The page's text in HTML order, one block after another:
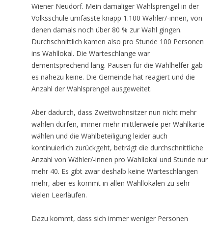
Wiener Neudorf. Mein damaliger Wahlsprengel in der
Volksschule umfasste knapp 1.100 Wähler/-innen, von
denen damals noch über 80 % zur Wahl gingen.
Durchschnittlich kamen also pro Stunde 100 Personen
ins Wahllokal. Die Warteschlange war
dementsprechend lang. Pausen für die Wahlhelfer gab
es nahezu keine. Die Gemeinde hat reagiert und die
Anzahl der Wahlsprengel ausgeweitet.
Aber dadurch, dass Zweitwohnsitzer nun nicht mehr
wählen dürfen, immer mehr mittlerweile per Wahlkarte
wählen und die Wahlbeteiligung leider auch
kontinuierlich zurückgeht, beträgt die durchschnittliche
Anzahl von Wähler/-innen pro Wahllokal und Stunde nur
mehr 40. Es gibt zwar deshalb keine Warteschlangen
mehr, aber es kommt in allen Wahllokalen zu sehr
vielen Leerläufen.
Dazu kommt, dass sich immer weniger Personen